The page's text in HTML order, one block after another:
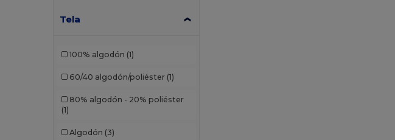
Tela
100% algodón (1)
60/40 algodón/poliéster (1)
80% algodón - 20% poliéster
(1)
Algodón (3)